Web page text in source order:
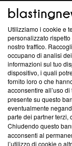
ABOUT
Questa sezione
News, sui nostri
creare news di
‘Trust Project -
ancora membro
parte; Trust
conformità agli
Su di noi
Team editoriale
Utilizziamo i cookie e
personalizzato
nostro traffico.
occupano di analisi
informazioni sul tuo
dispositivo, i quali
fornito loro o che
acconsentire all’uso
presente su questo
eventualmente
parte dei partner terzi,
Chiudendo questo
acconsenti al
l’utilizzo di cookie o